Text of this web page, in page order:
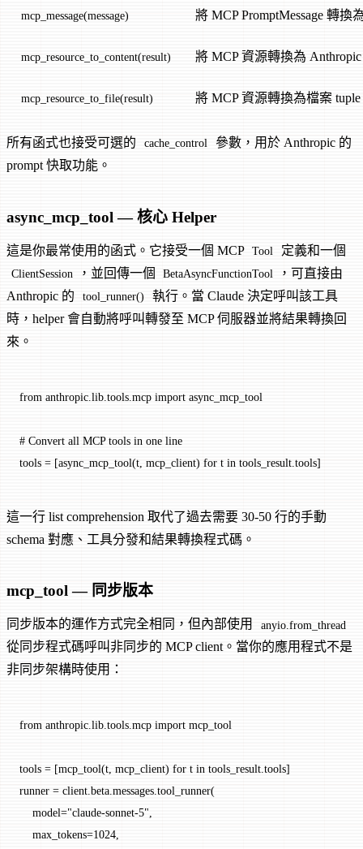
mcp_message(message) 將 MCP PromptMessage 轉換
mcp_resource_to_content(result) 將 MCP 資源轉換為 Anthropic
mcp_resource_to_file(result) 將 MCP 資源轉換為檔案
所有函式也接受可選的 cache_control
參數，用於 Anthropic 的
prompt 快取功能。
async_mcp_tool — 核心 Helper
這是你最常使用的函式。它接受一個 MCP Tool 定義和一個
ClientSession ，並回傳一個 BetaAsyncFunctionTool
，可直接由
Anthropic 的
tool_runner()
執行。當 Claude 決定呼叫該工具
時，helper 會自動將呼叫轉發至 MCP 伺服器並將結果轉換回
來。
from anthropic.lib.tools.mcp import async_mcp_tool
# Convert all MCP tools in one line
tools = [async_mcp_tool(t, mcp_client) for t in tools_result.tools]
這一行 list comprehension 取代了過去需要 30-50 行的手動
schema 對應、工具分發和結果轉換程式碼。
mcp_tool — 同步版本
同步版本的運作方式完全相同，但內部使用 anyio.from_thread
從同步程式碼呼叫非同步的 MCP client。當你的應用程式不是
非同步架構時使用：
from anthropic.lib.tools.mcp import mcp_tool
tools = [mcp_tool(t, mcp_client) for t in tools_result.tools]
runner = client.beta.messages.tool_runner(
    model
="claude-sonnet-5",
    max_tokens
=1024,